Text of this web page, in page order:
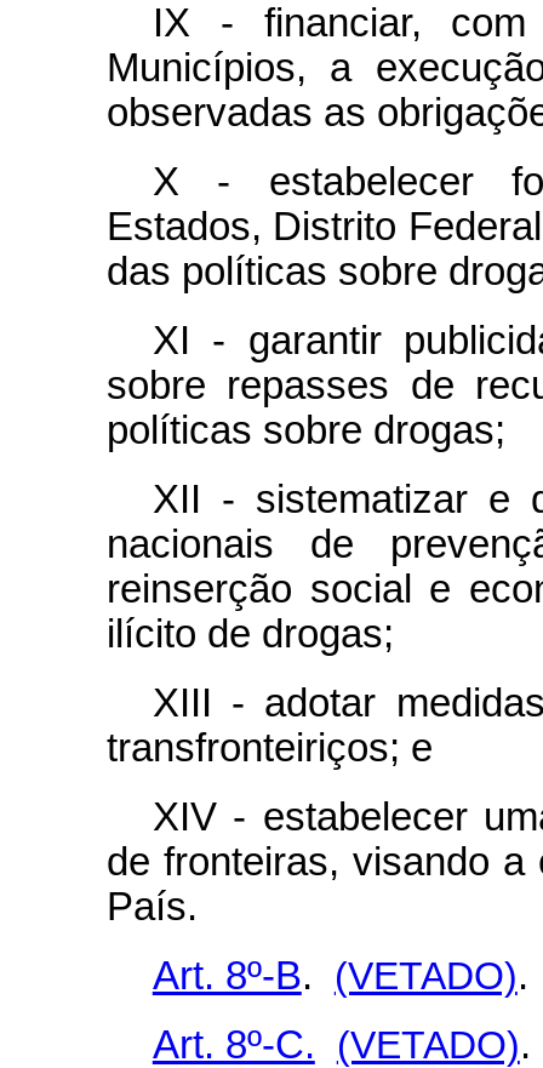
IX - financiar,
Municípios, a
observadas as
X - estabelecer
Estados, Distrito
das políticas sobre
XI - garantir
sobre repasses de
políticas sobre drogas;
XII - sistematizar e
nacionais de
reinserção social e
ilícito de drogas;
XIII - adotar
transfronteiriços; e
XIV - estabelecer
de fronteiras, visando
País.
Art. 8º-B. (VETADO).
Art. 8º-C.
(VETADO).